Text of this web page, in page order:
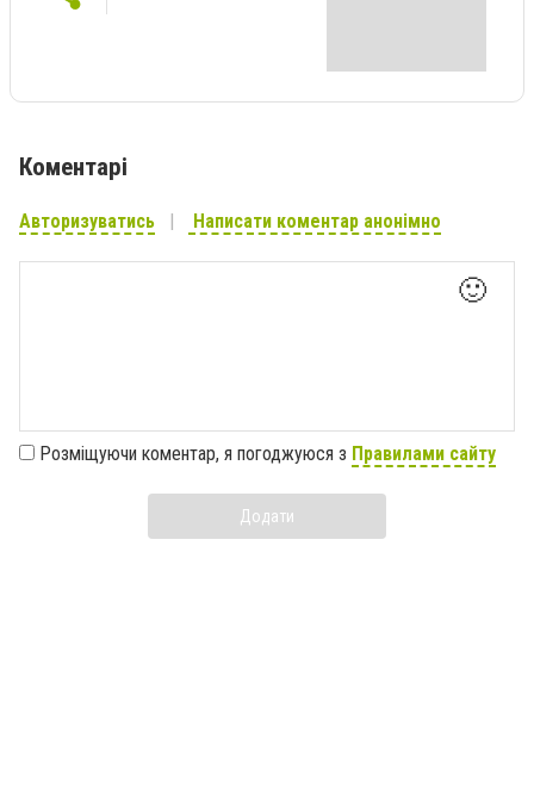
Коментарі
Авторизуватись Написати коментар анонімно
🙂
Розміщуючи коментар, я погоджуюся з Правилами сайту
Додати